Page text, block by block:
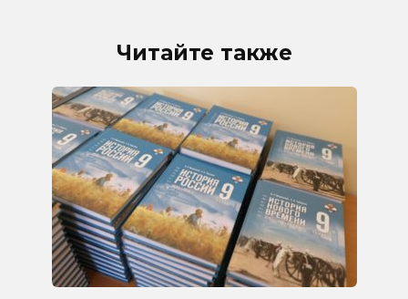
Читайте также